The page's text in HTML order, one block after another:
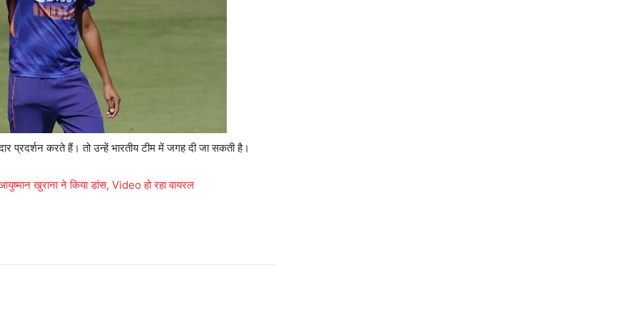
प्रदर्शन करते हैं। तो उन्हें भारतीय टीम में जगह दी जा सकती है।
खुराना ने किया डांस, Video हो रहा वायरल